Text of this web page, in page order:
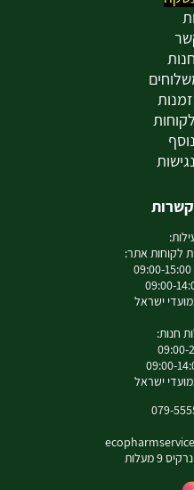
לקוחות אתר:
ישראל
חנות:
ישראל
9 מעלות